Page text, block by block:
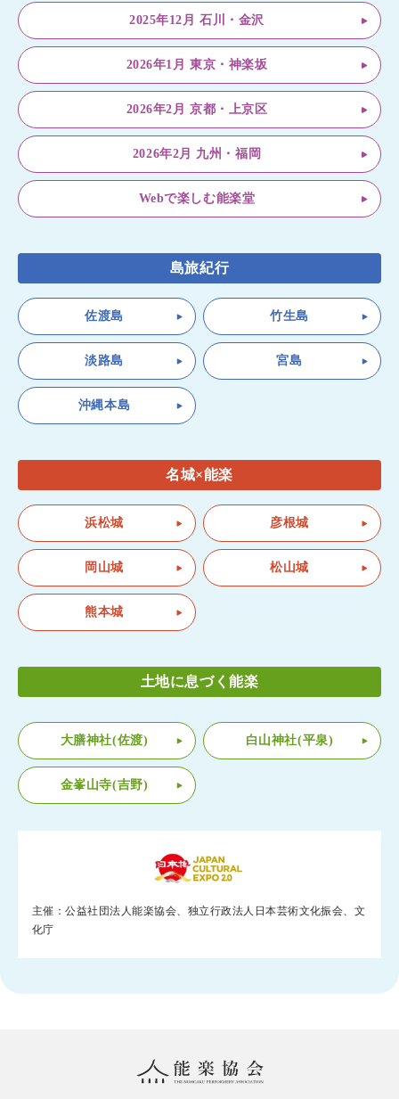
2025年12月 石川・金沢
2026年1月 東京・神楽坂
2026年2月 京都・上京区
2026年2月 九州・福岡
Webで楽しむ能楽堂
島旅紀行
佐渡島 竹生島
淡路島 宮島
沖縄本島
名城×能楽
浜松城 彦根城
岡山城 松山城
熊本城
土地に息づく能楽
大膳神社(佐渡) 白山神社(平泉)
金峯山寺(吉野)
主催：公益社団法人能楽協会、独立行政法人日本芸術文化振会、文
化庁